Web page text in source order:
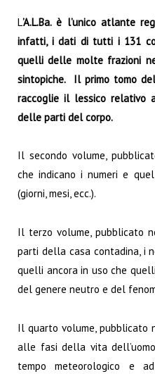
L’A.L.Ba. è l’unico atlante
infatti, i dati di tutti i 131
quelli delle molte frazioni
sintopiche. Il primo tomo
raccoglie il lessico relativo
delle parti del corpo.
Il secondo volume,
che indicano i numeri e
(giorni, mesi, ecc.).
Il terzo volume, pubblicato
parti della casa contadina, i
quelli ancora in uso che
del genere neutro e del
Il quarto volume, pubblicato
alle fasi della vita
tempo meteorologico e